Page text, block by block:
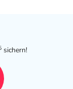
sichern!